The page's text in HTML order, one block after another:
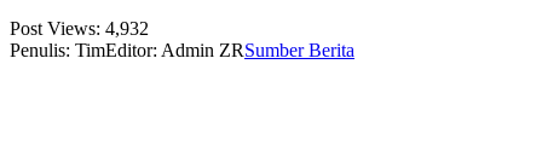
Post Views: 4,932
Penulis: TimEditor: Admin ZRSumber Berita